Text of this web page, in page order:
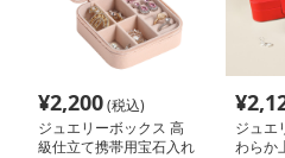
¥2,200(税込)
ジュエリーボックス 高
級仕立て携帯用宝石入れ
¥
ジュエ
わらか